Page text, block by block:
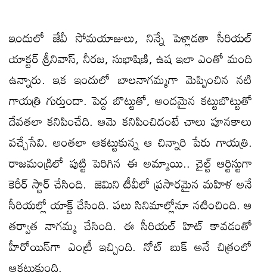
ఇందులో జేవీ సోమయాజులు, నిన్నే పెళ్లాడతా సీరియల్
యాక్టర్ శ్రీనివాస్, నీరజ, సుభాషిణి, ఉష ఇలా ఎంతో మంది
ఉన్నారు. ఇక ఇందులో బాలనాగమ్మగా మెప్పించిన నటి
గాయత్రి గుర్తుందా. పెద్ద బొట్టుతో, అందమైన కట్టుబొట్టుతో
దేవతలా కనిపించేది. ఆమె కనిపించిదంటే చాలు పూనకాలు
వచ్చేసేవి. అంతలా ఆకట్టుకున్న ఆ చిన్నారి పేరు గాయత్రి.
రాజమండ్రిలో పుట్టి పెరిగిన ఈ అమ్మాయి.. చైల్ట్ ఆర్టిస్టుగా
కెరీర్ స్టార్ చేసింది. జెమిని టీవీలో ప్రసారమైన మహిళ అనే
సీరియల్లో యాక్ట్ చేసింది. పలు సినిమాల్లోనూ నటించింది. ఆ
తర్వాత నాగమ్మ చేసింది. ఈ సీరియల్ హిట్ కావడంతో
హీరోయిన్‌గా ఎంట్రీ ఇచ్చింది. నోట్ బుక్ అనే చిత్రంలో
ఆకట్టుకుంది.